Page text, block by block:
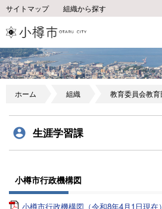
サイトマップ 組織から探す
ホーム 組織 教育委員会教育
生涯学習課
小樽市行政機構図
小樽市行政機構図（令和8年4月1日現在